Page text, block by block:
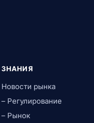
ЗНАНИЯ
Новости рынка
– Регулирование
– Рынок